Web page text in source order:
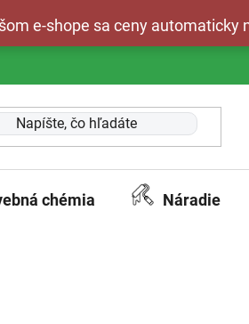
e-shope sa ceny
chémia Náradie